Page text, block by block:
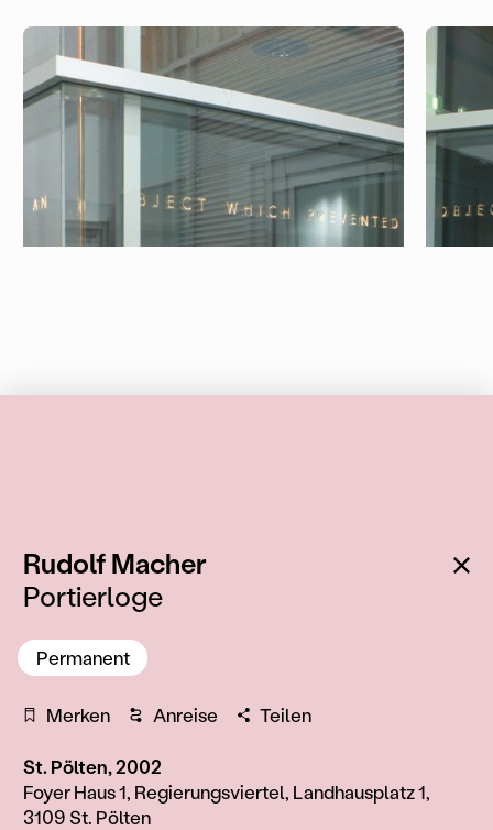
Rudolf Macher:
Portierloge
Permanent
Merken Anreise Teilen
St. Pölten, 2002
Foyer Haus 1, Regierungsviertel, Landhausplatz 1,
3109 St. Pölten